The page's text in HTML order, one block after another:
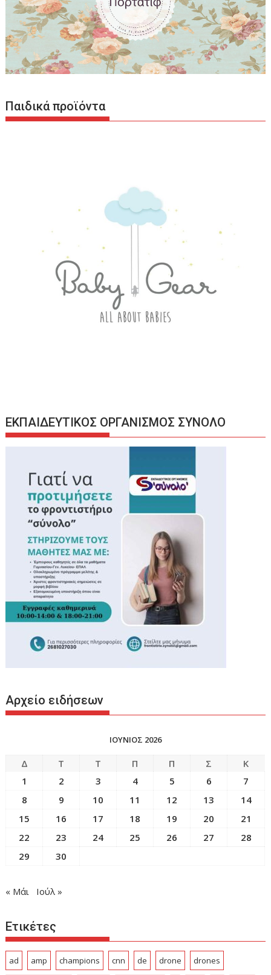
Παιδικά προϊόντα
ΕΚΠΑΙΔΕΥΤΙΚΟΣ ΟΡΓΑΝΙΣΜΟΣ ΣΥΝΟΛΟ
Αρχείο ειδήσεων
ΙΟΥΝΙΟΣ 2026
Δ Τ Τ Π Π Σ
Κ
1
2 3 4 5 6
7
8
9 10 11 12 13
14
15
16 17 18 19 20
21
22
23 24 25 26 27
28
29
30
« Μάι Ιούλ »
Ετικέτες
ad amp champions cnn de drone drones